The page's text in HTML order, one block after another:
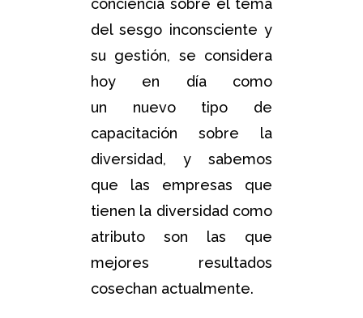
conciencia sobre el tema
del sesgo inconsciente y
su gestión, se considera
hoy en día como
un nuevo tipo de
capacitación sobre la
diversidad, y sabemos
que las empresas que
tienen la diversidad como
atributo son las que
mejores resultados
cosechan actualmente.